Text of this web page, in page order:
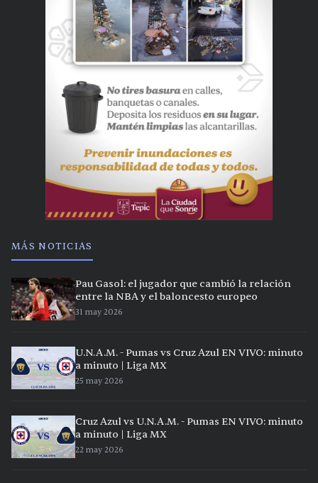
MÁS NOTICIAS
Pau Gasol: el jugador que cambió la relación
entre la NBA y el baloncesto europeo
31 may 2026
U.N.A.M. - Pumas vs Cruz Azul EN VIVO: minuto
a minuto | Liga MX
25 may 2026
Cruz Azul vs U.N.A.M. - Pumas EN VIVO: minuto
a minuto | Liga MX
22 may 2026